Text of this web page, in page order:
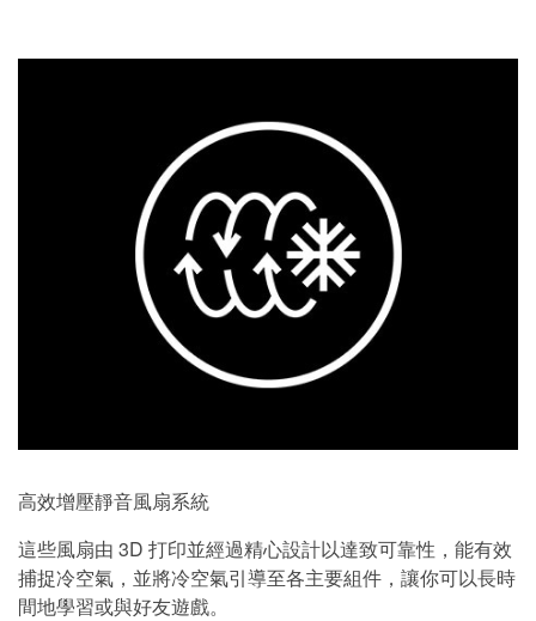
高效增壓靜音風扇系統
這些風扇由 3D 打印並經過精心設計以達致可靠性，能有效
捕捉冷空氣，並將冷空氣引導至各主要組件，讓你可以長時
間地學習或與好友遊戲。